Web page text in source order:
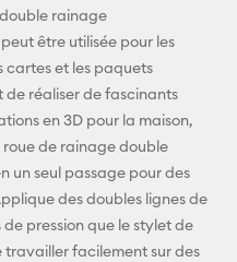
Facebook
rainage
être utilisée pour les
cartes et les paquets
réaliser de fascinants
en 3D pour la maison,
de rainage double
un seul passage pour des
des doubles lignes de
pression que le stylet de
facilement sur des